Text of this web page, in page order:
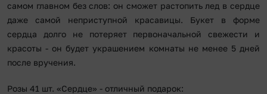
самом главном без слов: он сможет растопить лед в сердце
даже самой неприступной красавицы. Букет в форме
сердца долго не потеряет первоначальной свежести и
красоты - он будет украшением комнаты не менее 5 дней
после вручения.
Розы 41 шт. «Сердце» - отличный подарок: